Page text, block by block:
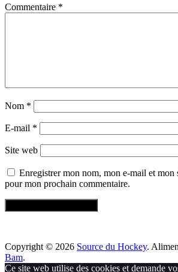
Commentaire *
Nom *
E-mail *
Site web
Enregistrer mon nom, mon e-mail et mon
pour mon prochain commentaire.
Copyright © 2026 Source du Hockey.
Bam.
Ce site web utilise des cookies et demande